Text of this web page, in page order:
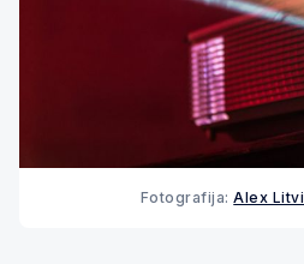
Fotografija: Alex